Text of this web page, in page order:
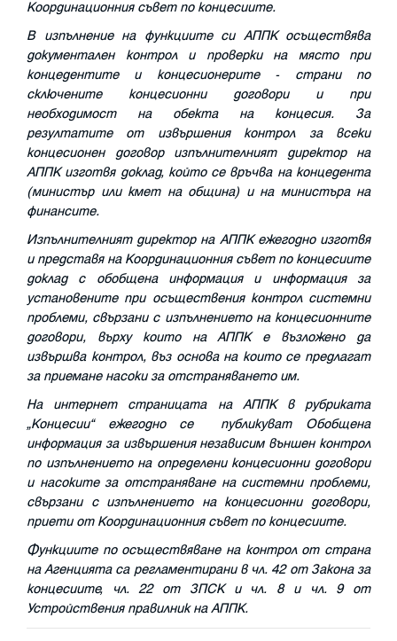
Координационния съвет по концесиите.
В изпълнение на функциите си АППК осъществява
документален контрол и проверки на място при
концедентите и концесионерите - страни по
сключените концесионни договори и при
необходимост на обекта на концесия. За
резултатите от извършения контрол за всеки
концесионен договор изпълнителният директор на
АППК изготвя доклад, който се връчва на концедента
(министър или кмет на община) и на министъра на
финансите.
Изпълнителният директор на АППК ежегодно изготвя
и представя на Координационния съвет по концесиите
доклад с обобщена информация и информация за
установените при осъществения контрол системни
проблеми, свързани с изпълнението на концесионните
договори, върху които на АППК е възложено да
извършва контрол, въз основа на които се предлагат
за приемане насоки за отстраняването им.
На интернет страницата на АППК в рубриката
„Концесии“ ежегодно се публикуват Обобщена
информация за извършения независим външен контрол
по изпълнението на определени концесионни договори
и насоките за отстраняване на системни проблеми,
свързани с изпълнението на концесионни договори,
приети от Координационния съвет по концесиите.
Функциите по осъществяване на контрол от страна
на Агенцията са регламентирани в чл. 42 от Закона за
концесиите, чл. 22 от ЗПСК и чл. 8 и чл. 9 от
Устройствения правилник на АППК.